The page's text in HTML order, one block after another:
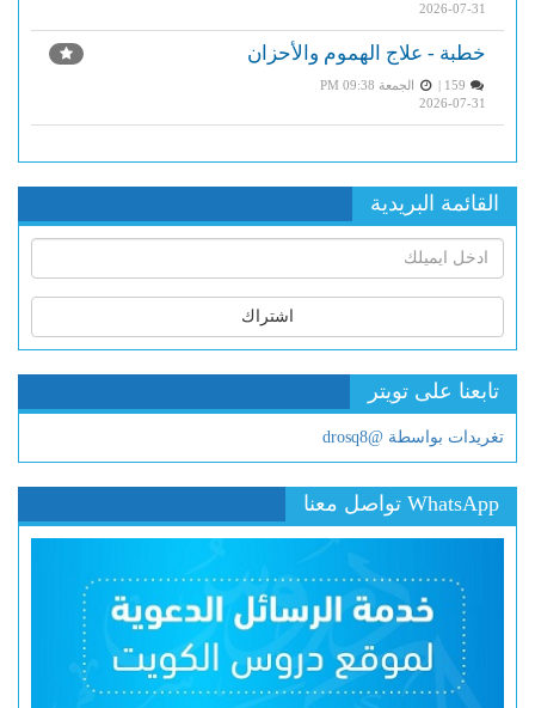
2026-07-31
خطبة - علاج الهموم والأحزان
الجمعة PM 09:38
2026-07-31
القائمة البريدية
اشتراك
تابعنا على تويتر
تغريدات بواسطة @drosq8
WhatsApp تواصل معنا